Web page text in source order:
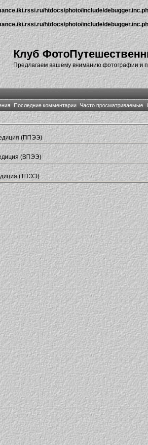
htdocs/photo/include/
htdocs/photo/include/
Клуб
Предлагаем вашему вниманию фотографии и
Последние комментарии Часто просматриваемые
(ППЭЭ)
(ВПЭЭ)
(ТПЭЭ)